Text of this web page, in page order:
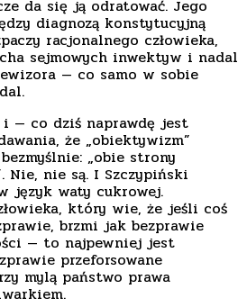
da się ją odratować. Jego
diagnozą konstytucyjną
racjonalnego człowieka,
sejmowych inwektyw i nadal
— co samo w sobie
i — co dziś naprawdę jest
że „obiektywizm”
„obie strony
Nie, nie są. I Szczypiński
język waty cukrowej.
który wie, że jeśli coś
brzmi jak bezprawie
— to najpewniej jest
przeforsowane
mylą państwo prawa